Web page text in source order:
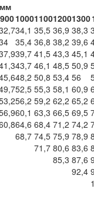
9001000110012001300
34,1 35,5 36,9 38,3
35,4 36,8 38,2 39,6
39,7 41,5 43,3 45,1
43,7 46,1 48,5 50,9
48,2 50,8 53,4 56
52,5 55,3 58,1 60,9
56,2 59,2 62,2 65,2
60,1 63,3 66,5 69,5
64,6 68,4 71,2 74,2
68,7 74,5 75,9 78,9
71,7 80,6 83,6
85,3 87,6
92,4